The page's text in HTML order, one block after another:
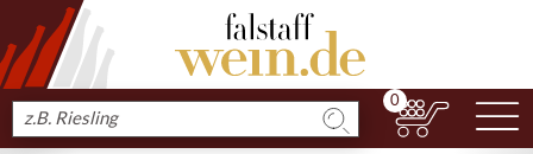
Produkt
suchen
0